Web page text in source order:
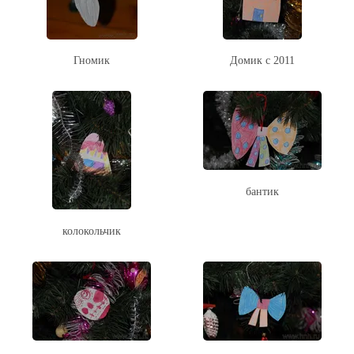
Гномик Домик с 2011
колокольчик
бантик